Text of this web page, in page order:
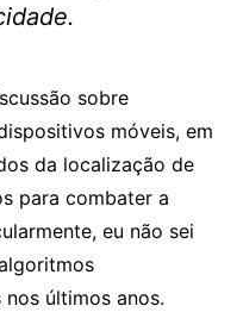
sobre
móveis, em
da localização de
para combater a
eu não sei
últimos anos.